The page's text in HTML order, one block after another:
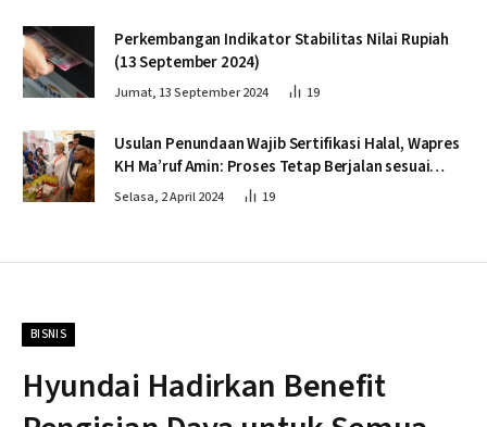
Perkembangan Indikator Stabilitas Nilai Rupiah
(13 September 2024)
Jumat, 13 September 2024 19
Usulan Penundaan Wajib Sertifikasi Halal, Wapres
KH Ma’ruf Amin: Proses Tetap Berjalan sesuai
Penahapan
Selasa, 2 April 2024 19
BISNIS
Hyundai Hadirkan Benefit